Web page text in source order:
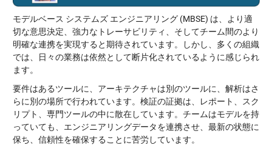
モデルベース システムズ エンジニアリング (MBSE) は、より適
切な意思決定、強力なトレーサビリティ、そしてチーム間のより
明確な連携を実現すると期待されています。しかし、多くの組織
では、日々の業務は依然として断片化されているように感じられ
ます。
要件はあるツールに、アーキテクチャは別のツールに、解析はさ
らに別の場所で行われています。検証の証拠は、レポート、スク
リプト、専門ツールの中に散在しています。チームはモデルを持
っていても、エンジニアリングデータを連携させ、最新の状態に
保ち、信頼性を確保することに苦労しています。